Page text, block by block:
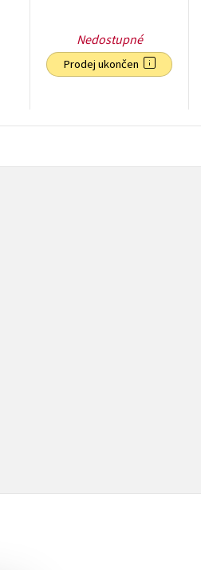
Nedostupné
Prodej ukončen